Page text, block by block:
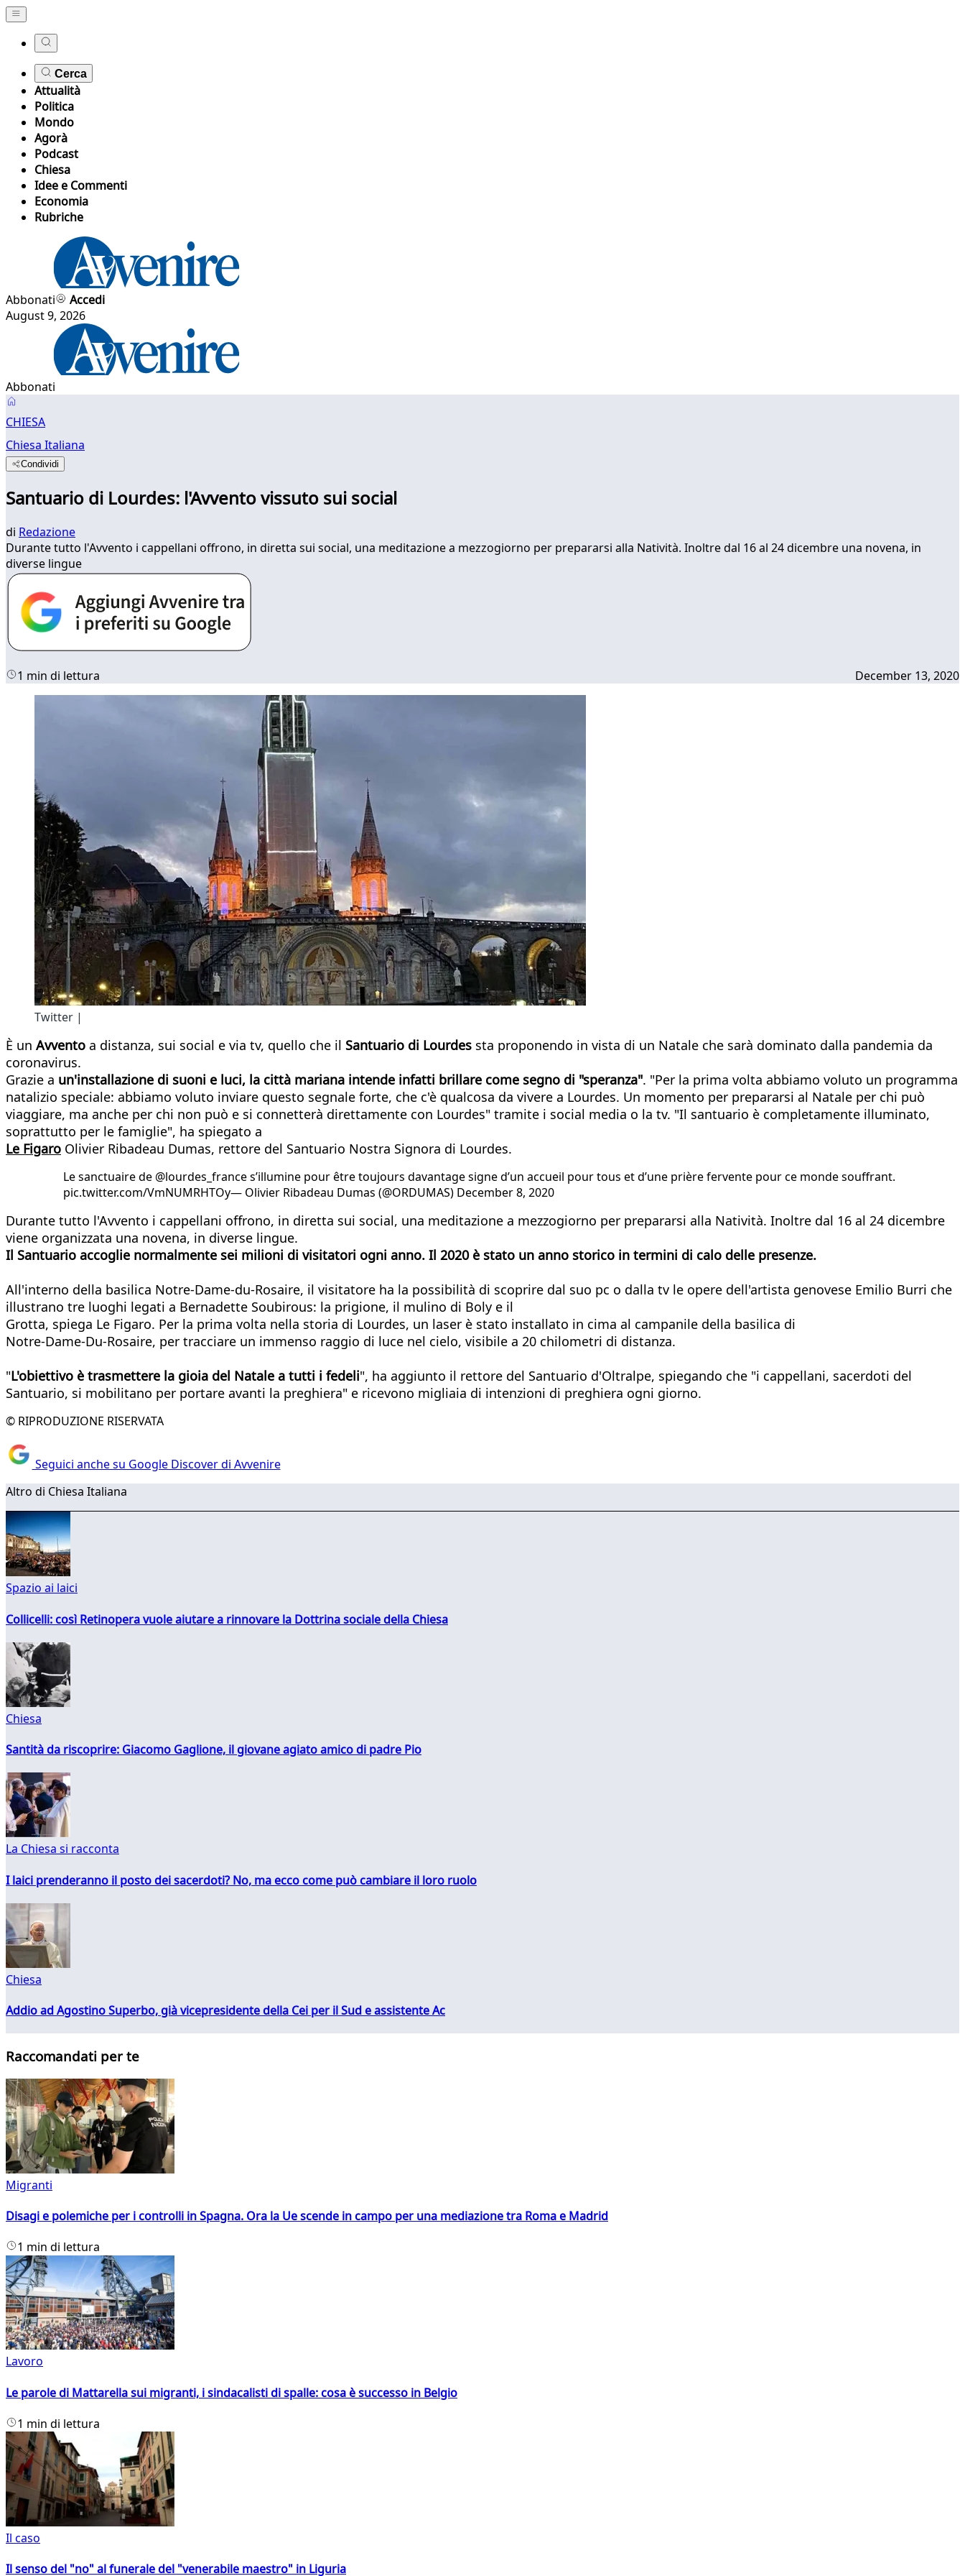
Cerca
Attualità
Politica
Mondo
Agorà
Podcast
Chiesa
Idee e Commenti
Economia
Rubriche
Abbonati
Accedi
August 9, 2026
Abbonati
CHIESA
Chiesa Italiana
Condividi
Santuario di Lourdes: l'Avvento vissuto sui social
di Redazione
Durante tutto l'Avvento i cappellani offrono, in diretta sui social, una meditazione a mezzogiorno per prepararsi alla Natività. Inoltre dal 16 al 24 dicembre una novena, in
diverse lingue
1 min di lettura December 13, 2020
Twitter |
È un Avvento a distanza, sui social e via tv, quello che il Santuario di Lourdes sta proponendo in vista di un Natale che sarà dominato dalla pandemia da
coronavirus.
Grazie a un'installazione di suoni e luci, la città mariana intende infatti brillare come segno di "speranza". "Per la prima volta abbiamo voluto un programma
natalizio speciale: abbiamo voluto inviare questo segnale forte, che c'è qualcosa da vivere a Lourdes. Un momento per prepararsi al Natale per chi può
viaggiare, ma anche per chi non può e si connetterà direttamente con Lourdes" tramite i social media o la tv. "Il santuario è completamente illuminato,
soprattutto per le famiglie", ha spiegato a
Le Figaro Olivier Ribadeau Dumas, rettore del Santuario Nostra Signora di Lourdes.
Le sanctuaire de @lourdes_france s’illumine pour être toujours davantage signe d’un accueil pour tous et d’une prière fervente pour ce monde souffrant.
pic.twitter.com/VmNUMRHTOy— Olivier Ribadeau Dumas (@ORDUMAS) December 8, 2020
Durante tutto l'Avvento i cappellani offrono, in diretta sui social, una meditazione a mezzogiorno per prepararsi alla Natività. Inoltre dal 16 al 24 dicembre
viene organizzata una novena, in diverse lingue.
Il Santuario accoglie normalmente sei milioni di visitatori ogni anno. Il 2020 è stato un anno storico in termini di calo delle presenze.
All'interno della basilica Notre-Dame-du-Rosaire, il visitatore ha la possibilità di scoprire dal suo pc o dalla tv le opere dell'artista genovese Emilio Burri che
illustrano tre luoghi legati a Bernadette Soubirous: la prigione, il mulino di Boly e il
Grotta, spiega Le Figaro. Per la prima volta nella storia di Lourdes, un laser è stato installato in cima al campanile della basilica di
Notre-Dame-Du-Rosaire, per tracciare un immenso raggio di luce nel cielo, visibile a 20 chilometri di distanza.
"L'obiettivo è trasmettere la gioia del Natale a tutti i fedeli", ha aggiunto il rettore del Santuario d'Oltralpe, spiegando che "i cappellani, sacerdoti del
Santuario, si mobilitano per portare avanti la preghiera" e ricevono migliaia di intenzioni di preghiera ogni giorno.
© RIPRODUZIONE RISERVATA
Seguici anche su Google Discover di Avvenire
Altro di Chiesa Italiana
Spazio ai laici
Collicelli: così Retinopera vuole aiutare a rinnovare la Dottrina sociale della Chiesa
Chiesa
Santità da riscoprire: Giacomo Gaglione, il giovane agiato amico di padre Pio
La Chiesa si racconta
I laici prenderanno il posto dei sacerdoti? No, ma ecco come può cambiare il loro ruolo
Chiesa
Addio ad Agostino Superbo, già vicepresidente della Cei per il Sud e assistente Ac
Raccomandati per te
Migranti
Disagi e polemiche per i controlli in Spagna. Ora la Ue scende in campo per una mediazione tra Roma e Madrid
1 min di lettura
Lavoro
Le parole di Mattarella sui migranti, i sindacalisti di spalle: cosa è successo in Belgio
1 min di lettura
Il caso
Il senso del "no" al funerale del "venerabile maestro" in Liguria